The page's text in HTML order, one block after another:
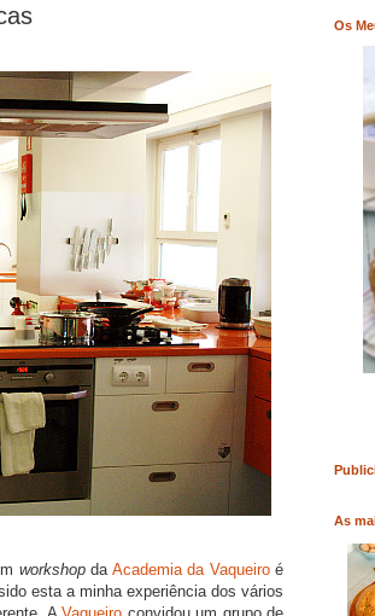
workshopda Academia da Vaqueiroé
esta a minha experiência dos vários
Os
LIVRO COMPRAR LIVRO
As